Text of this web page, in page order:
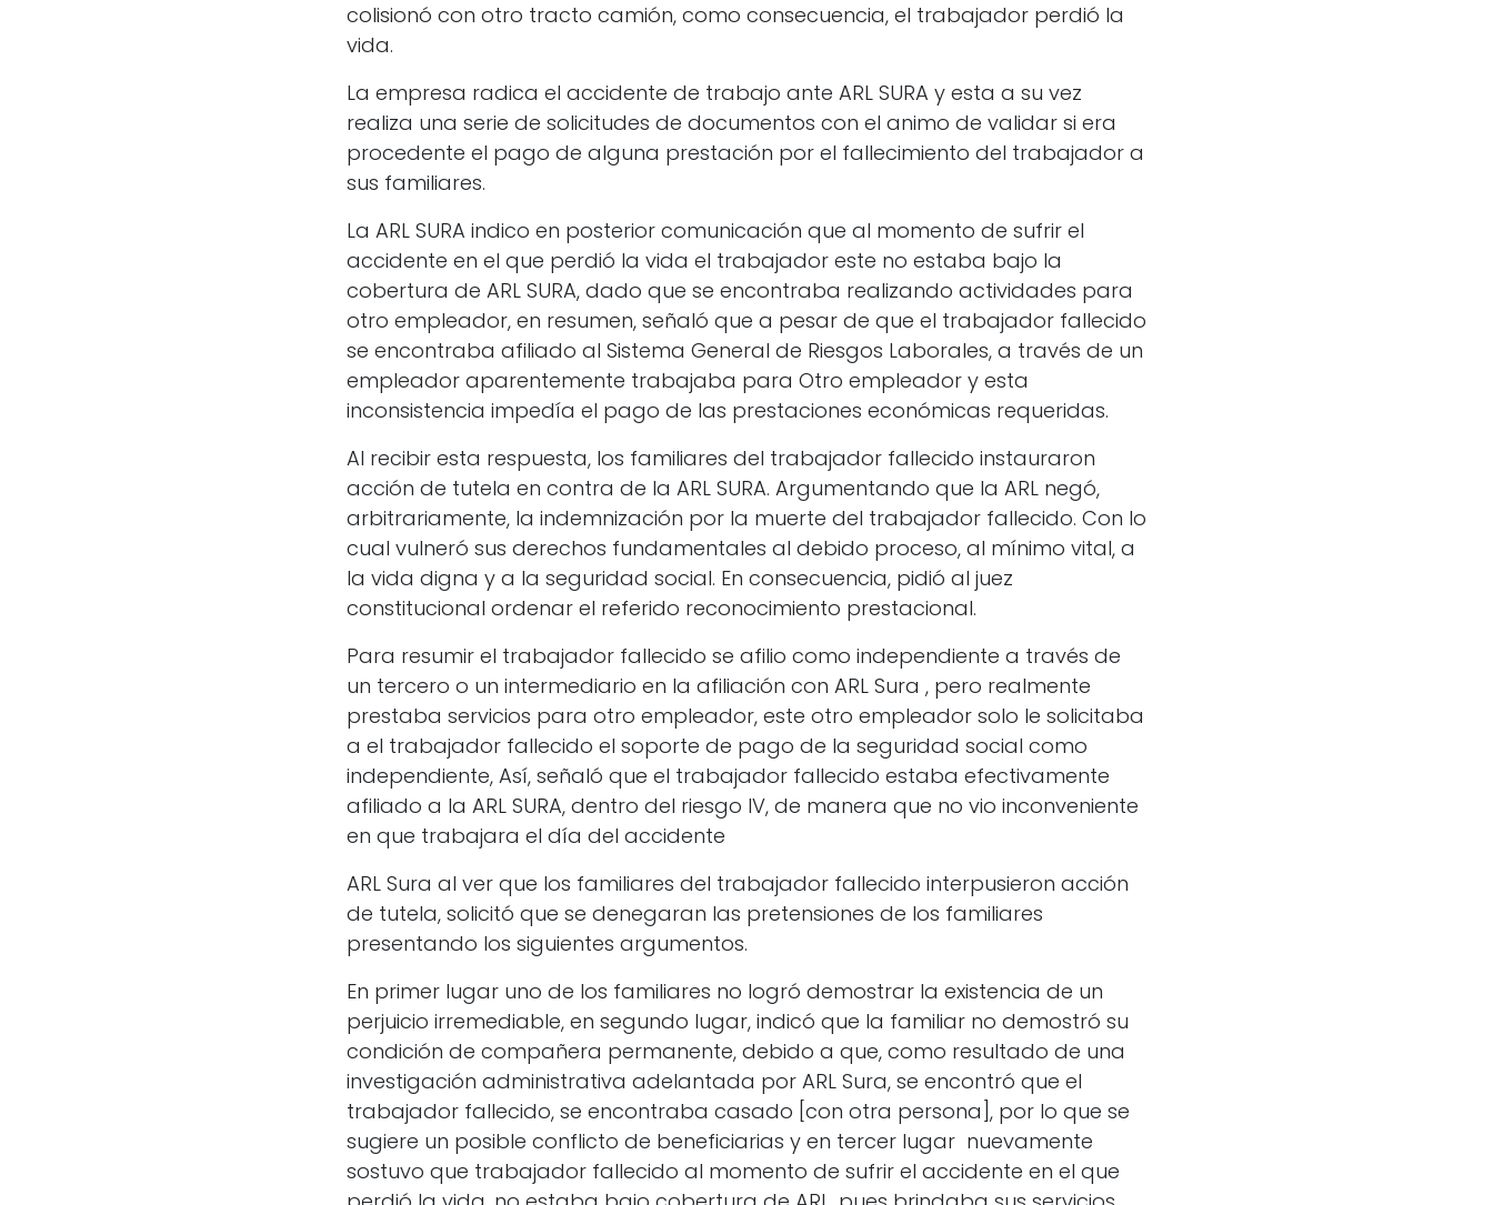
colisionó con otro tracto camión, como consecuencia, el trabajador perdió la
vida.
La empresa radica el accidente de trabajo ante ARL SURA y esta a su vez
realiza una serie de solicitudes de documentos con el animo de validar si era
procedente el pago de alguna prestación por el fallecimiento del trabajador a
sus familiares.
La ARL SURA indico en posterior comunicación que al momento de sufrir el
accidente en el que perdió la vida el trabajador este no estaba bajo la
cobertura de ARL SURA, dado que se encontraba realizando actividades para
otro empleador, en resumen, señaló que a pesar de que el trabajador fallecido
se encontraba afiliado al Sistema General de Riesgos Laborales, a través de un
empleador aparentemente trabajaba para Otro empleador y esta
inconsistencia impedía el pago de las prestaciones económicas requeridas.
Al recibir esta respuesta, los familiares del trabajador fallecido instauraron
acción de tutela en contra de la ARL SURA. Argumentando que la ARL negó,
arbitrariamente, la indemnización por la muerte del trabajador fallecido. Con lo
cual vulneró sus derechos fundamentales al debido proceso, al mínimo vital, a
la vida digna y a la seguridad social. En consecuencia, pidió al juez
constitucional ordenar el referido reconocimiento prestacional.
Para resumir el trabajador fallecido se afilio como independiente a través de
un tercero o un intermediario en la afiliación con ARL Sura , pero realmente
prestaba servicios para otro empleador, este otro empleador solo le solicitaba
a el trabajador fallecido el soporte de pago de la seguridad social como
independiente, Así, señaló que el trabajador fallecido estaba efectivamente
afiliado a la ARL SURA, dentro del riesgo IV, de manera que no vio inconveniente
en que trabajara el día del accidente
ARL Sura al ver que los familiares del trabajador fallecido interpusieron acción
de tutela, solicitó que se denegaran las pretensiones de los familiares
presentando los siguientes argumentos.
En primer lugar uno de los familiares no logró demostrar la existencia de un
perjuicio irremediable, en segundo lugar, indicó que la familiar no demostró su
condición de compañera permanente, debido a que, como resultado de una
investigación administrativa adelantada por ARL Sura, se encontró que el
trabajador fallecido, se encontraba casado [con otra persona], por lo que se
sugiere un posible conflicto de beneficiarias y en tercer lugar nuevamente
sostuvo que trabajador fallecido al momento de sufrir el accidente en el que